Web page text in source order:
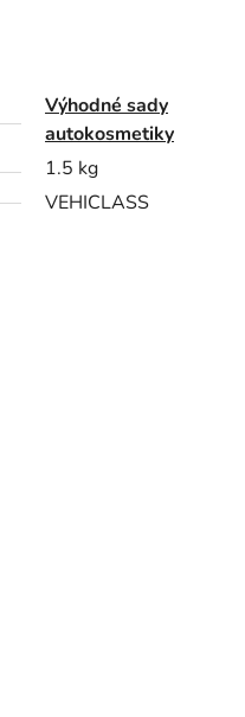
Výhodné sady
autokosmetiky
1.5 kg
VEHICLASS